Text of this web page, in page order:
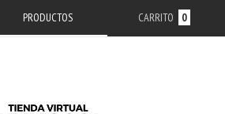
PRODUCTOS CARRITO 0